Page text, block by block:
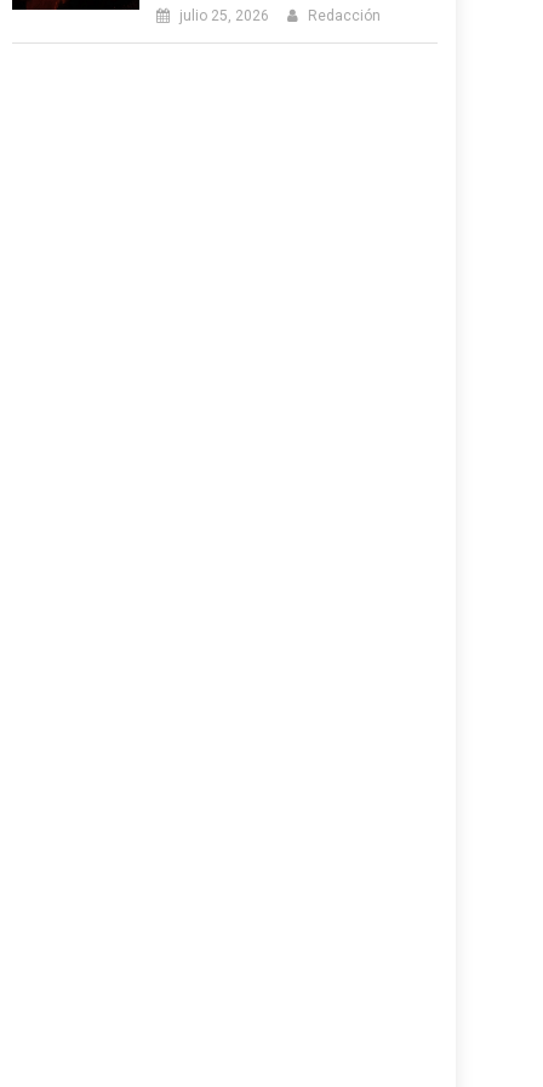
julio 25, 2026 Redacción